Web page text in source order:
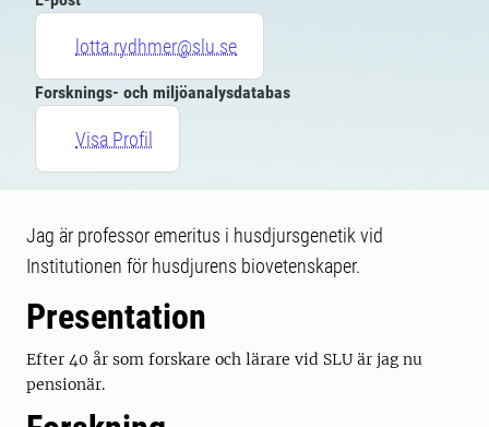
lotta.rydhmer@slu.se
Forsknings- och miljöanalysdatabas
Visa Profil
Jag är professor emeritus i husdjursgenetik vid
Institutionen för husdjurens biovetenskaper.
Presentation
Efter 40 år som forskare och lärare vid SLU är jag nu
pensionär.